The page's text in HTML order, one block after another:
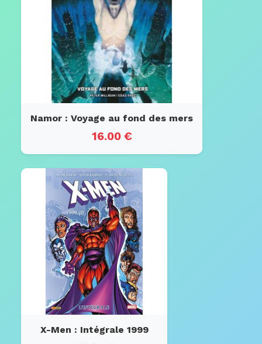
Namor : Voyage au fond des mers
16.00 €
X-Men : Intégrale 1999